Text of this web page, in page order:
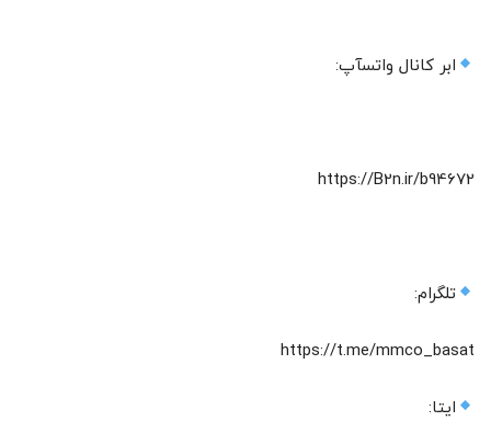
ابر کانال واتسآپ:
https://B2n.ir/b94672
تلگرام:
https://t.me/mmco_basat
ایتا: